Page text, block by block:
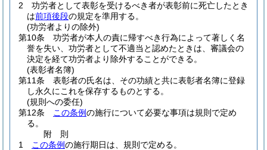
2
功労者として表彰を受けるべき者が表彰前に死亡したとき
は前項後段の規定を準用する。
(功労者よりの除外)
第10条
功労者が本人の責に帰すべき行為によって著しく名
誉を失い、功労者として不適当と認めたときは、審議会の
決定を経て功労者より除外することができる。
(表彰者名簿)
第11条
表彰者の氏名は、その功績と共に表彰者名簿に登録
し永久にこれを保存するものとする。
(規則への委任)
第12条
この条例の施行について必要な事項は規則で定め
る。
附 則
1
この条例の施行期日は、規則で定める。